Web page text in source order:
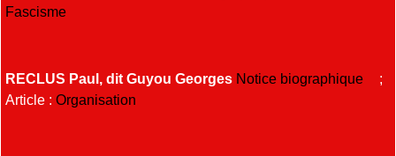
Fascisme
RECLUS Paul, dit Guyou Georges Notice biographique
;
Article : Organisation